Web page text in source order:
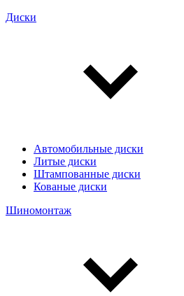
Диски
Автомобильные диски
Литые диски
Штампованные диски
Кованые диски
Шиномонтаж